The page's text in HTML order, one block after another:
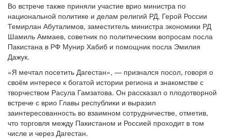
Во встрече также приняли участие врио министра по
национальной политике и делам религий РД, Герой России
Темирлан Абуталимов, заместитель министра экономики РД
Шамиль Аммаев, советник по политическим вопросам посла
Пакистана в РФ Мунир Хабиб и помощник посла Эмилия
Дажук.
«Я мечтал посетить Дагестан», — признался посол, говоря о
своём интересе к богатой истории региона и знакомстве с
творчеством Расула Гамзатова. Он рассказал о плодотворной
встрече с врио Главы республики и выразил
заинтересованность во взаимном сотрудничестве, отметив,
что торговля между Пакистаном и Россией проходит в том
числе и через Дагестан.